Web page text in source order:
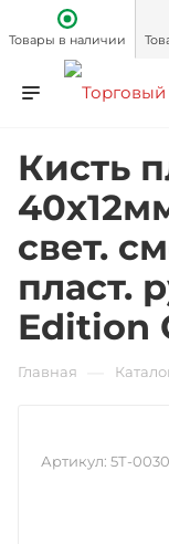
Товары в наличии
Кисть
свет.
пласт.
Edition
Главная
Артикул: 5Т-